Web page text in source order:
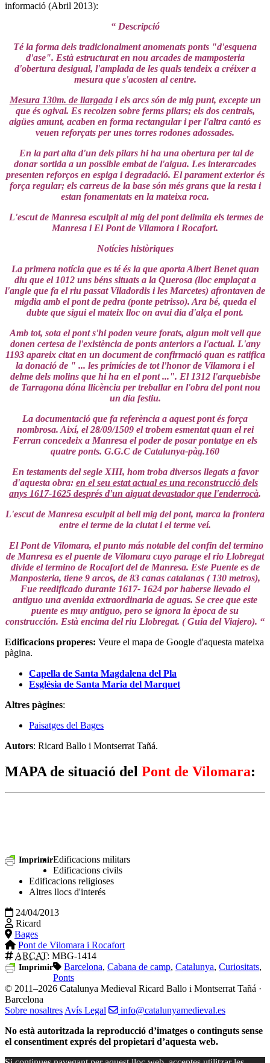
informació (Abril 2013):
“ Descripció
Té la forma dels tradicionalment anomenats ponts "d'esquena
d'ase". Està estructurat en nou arcades de mamposteria
d'obertura desigual, l'amplada de les quals tendeix a créixer a
mesura que s'acosten al centre.
Mesura 130m. de llargadai els arcs són de mig punt, excepte un
que és ogival. Es recolzen sobre ferms pilars; els dos centrals,
aigües amunt, acaben en forma rectangular i per l'altra cantó es
veuen reforçats per unes torres rodones adossades.
En la part alta d'un dels pilars hi ha una obertura per tal de
donar sortida a un possible embat de l'aigua. Les interarcades
presenten reforços en espiga i degradació. El parament exterior és
força regular; els carreus de la base són més grans que la resta i
estan fonamentats en la mateixa roca.
L'escut de Manresa esculpit al mig del pont delimita els termes de
Manresa i El Pont de Vilamora i Rocafort.
Notícies històriques
La primera notícia que es té és la que aporta Albert Benet quan
diu que el 1012 uns béns situats a la Querosa (lloc emplaçat a
l'angle que fa el riu passat Viladordis i les Marcetes) afrontaven de
migdia amb el pont de pedra (ponte petrisso). Ara bé, queda el
dubte que sigui el mateix lloc on avui dia d'alça el pont.
Amb tot, sota el pont s'hi poden veure forats, algun molt vell que
donen certesa de l'existència de ponts anteriors a l'actual. L'any
1193 apareix citat en un document de confirmació quan es ratifica
la donació de " ... les primícies de tot l'honor de Vilamora i el
delme dels molins que hi ha en el pont ...". El 1312 l'arquebisbe
de Tarragona dóna llicència per treballar en l'obra del pont nou
un dia festiu.
La documentació que fa referència a aquest pont és força
nombrosa. Així, el 28/09/1509 el trobem esmentat quan el rei
Ferran concedeix a Manresa el poder de posar pontatge en els
quatre ponts. G.G.C de Catalunya-pàg.160
En testaments del segle XIII, hom troba diversos llegats a favor
d'aquesta obra: en el seu estat actual es una reconstrucció dels
anys 1617-1625 després d'un aiguat devastador que l'enderrocà.
L'escut de Manresa esculpit al bell mig del pont, marca la frontera
entre el terme de la ciutat i el terme veí.
El Pont de Vilomara, el punto más notable del confin del termino
de Manresa es el puente de Vilomara cuyo parage el rio Llobregat
divide el termino de Rocafort del de Manresa. Este Puente es de
Manposteria, tiene 9 arcos, de 83 canas catalanas ( 130 metros),
Fue reedificado durante 1617- 1624 por haberse llevado el
antiguo una avenida extraordinaria de aguas. Se cree que este
puente es muy antiguo, pero se ignora la època de su
construcción. Està encima del riu Llobregat. ( Guia del Viajero). “
Edificacions properes: Veure el mapa de Google d'aquesta mateixa
pàgina.
Capella de Santa Magdalena del Pla
Església de Santa Maria del Marquet
Altres pàgines:
Paisatges del Bages
Autors: Ricard Ballo i Montserrat Tañá.
MAPA de situació del Pont de Vilomara:
ImprimirEdificacions militars
Edificacions civils
Edificacions religioses
Altres llocs d'interés
24/04/2013
Ricard
Bages
Pont de Vilomara i Rocafort
ARCAT: MBG-1414
Imprimir Barcelona, Cabana de camp, Catalunya, Curiositats,
Ponts
© 2011–2026 Catalunya Medieval Ricard Ballo i Montserrat Tañá ·
Barcelona
Sobre nosaltres Avís Legal
info@catalunyamedieval.es
No està autoritzada la reproducció d’imatges o continguts sense
el consentiment exprés del propietari d’aquesta web.